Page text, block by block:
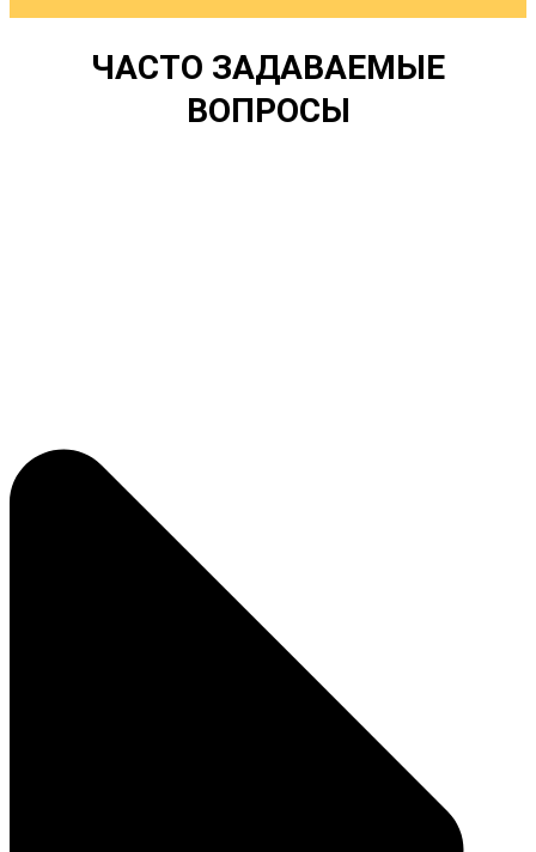
ЧАСТО ЗАДАВАЕМЫЕ
ВОПРОСЫ